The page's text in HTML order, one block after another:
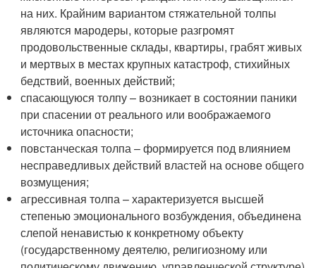
на них. Крайним вариантом стяжательной толпы
являются мародеры, которые разгромят
продовольственные склады, квартиры, грабят живых
и мертвых в местах крупных катастроф, стихийных
бедствий, военных действий;
спасающуюся толпу – возникает в состоянии паники
при спасении от реального или воображаемого
источника опасности;
повстанческая толпа – формируется под влиянием
несправедливых действий властей на основе общего
возмущения;
агрессивная толпа – характеризуется высшей
степенью эмоционального возбуждения, объединена
слепой ненавистью к конкретному объекту
(государственному деятелю, религиозному или